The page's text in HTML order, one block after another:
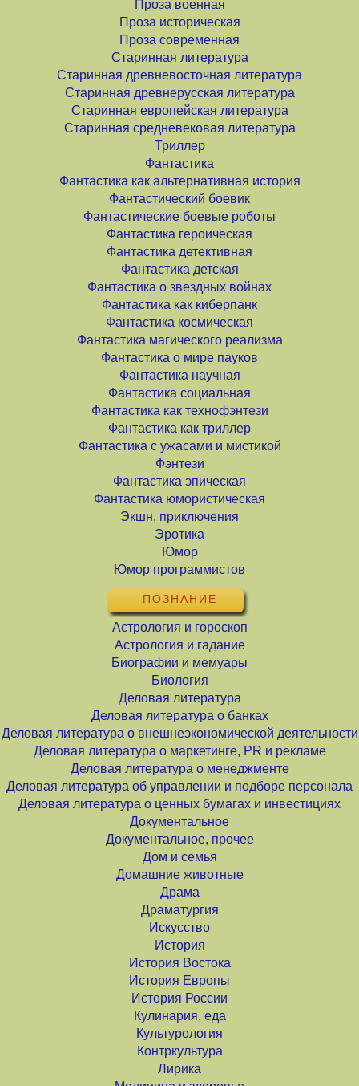
Проза военная
Проза историческая
Проза современная
Старинная литература
Старинная древневосточная литература
Старинная древнерусская литература
Старинная европейская литература
Старинная средневековая литература
Триллер
Фантастика
Фантастика как альтернативная история
Фантастический боевик
Фантастические боевые роботы
Фантастика героическая
Фантастика детективная
Фантастика детская
Фантастика о звездных войнах
Фантастика как киберпанк
Фантастика космическая
Фантастика магического реализма
Фантастика о мире пауков
Фантастика научная
Фантастика социальная
Фантастика как технофэнтези
Фантастика как триллер
Фантастика с ужасами и мистикой
Фэнтези
Фантастика эпическая
Фантастика юмористическая
Экшн, приключения
Эротика
Юмор
Юмор программистов
ПОЗНАНИЕ
Астрология и гороскоп
Астрология и гадание
Биографии и мемуары
Биология
Деловая литература
Деловая литература о банках
Деловая литература о внешнеэкономической деятельности
Деловая литература о маркетинге, PR и рекламе
Деловая литература о менеджменте
Деловая литература об управлении и подборе персонала
Деловая литература о ценных бумагах и инвестициях
Документальное
Документальное, прочее
Дом и семья
Домашние животные
Драма
Драматургия
Искусство
История
История Востока
История Европы
История России
Кулинария, еда
Культурология
Контркультура
Лирика